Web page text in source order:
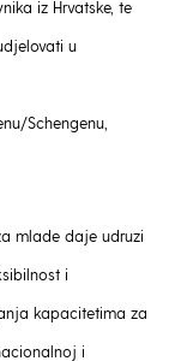
iz Hrvatske, te
u
Schengenu,
mlade daje udruzi
i
kapacitetima za
i